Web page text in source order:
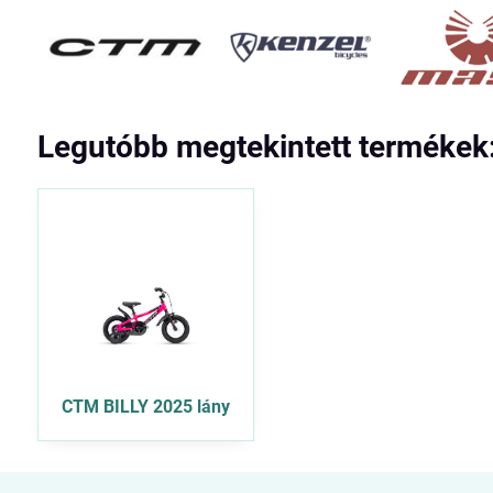
Legutóbb megtekintett
CTM BILLY 2025 lány